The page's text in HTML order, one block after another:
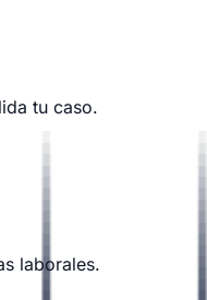
tu caso.
laborales.